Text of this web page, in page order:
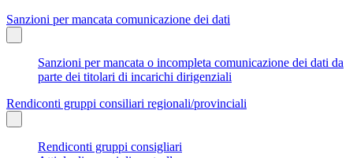
Sanzioni per mancata comunicazione dei dati
Sanzioni per mancata o incompleta comunicazione dei dati da
parte dei titolari di incarichi dirigenziali
Rendiconti gruppi consiliari regionali/provinciali
Rendiconti gruppi consigliari